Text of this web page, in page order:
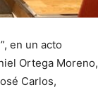
en un acto
Ortega Moreno,
Carlos,